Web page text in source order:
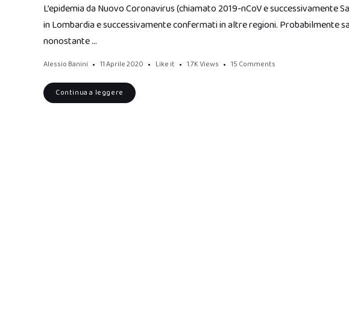
L’epidemia da Nuovo Coronavirus (chiamato 2019-nCoV e successivamente
in Lombardia e successivamente confermati in altre regioni. Probabilmente
nonostante …
Alessio Banini 11 Aprile 2020 Like it 1.7K Views 15 Comments
Continua a leggere